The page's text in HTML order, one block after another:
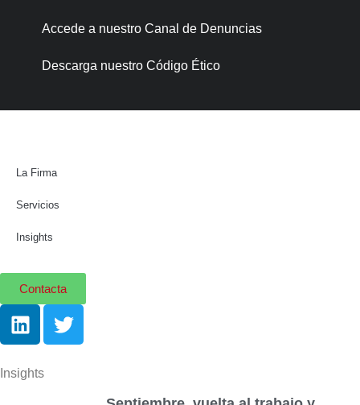
Accede a nuestro Canal de Denuncias
Descarga nuestro Código Ético
La Firma
Servicios
Insights
Contacta
Insights